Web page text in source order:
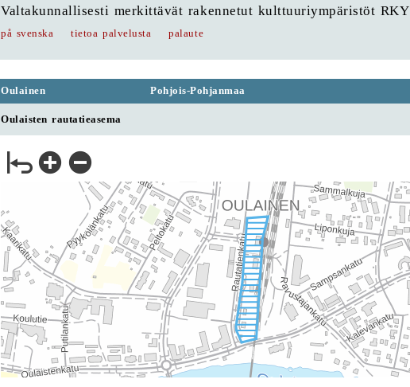
Valtakunnallisesti merkittävät rakennetut kulttuuriympäristöt RKY
på svenska tietoa palvelusta palaute
Oulainen Pohjois-Pohjanmaa
Oulaisten rautatieasema